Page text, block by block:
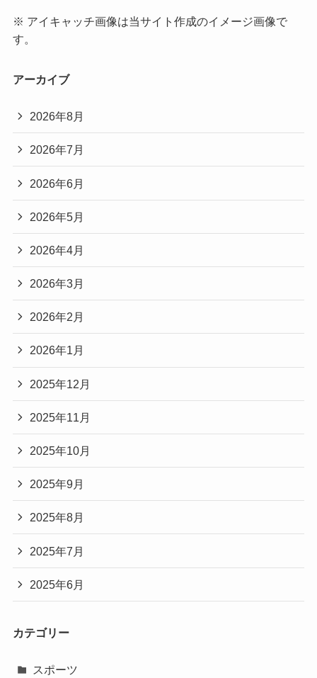
※ アイキャッチ画像は当サイト作成のイメージ画像で
す。
アーカイブ
2026年8月
2026年7月
2026年6月
2026年5月
2026年4月
2026年3月
2026年2月
2026年1月
2025年12月
2025年11月
2025年10月
2025年9月
2025年8月
2025年7月
2025年6月
カテゴリー
スポーツ